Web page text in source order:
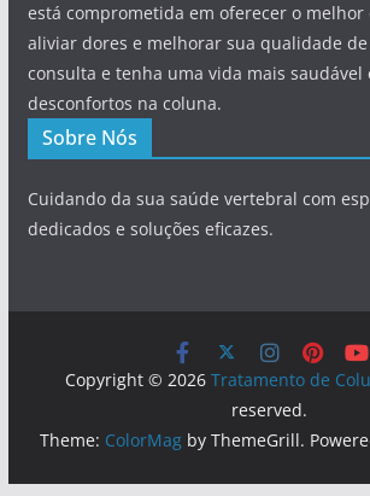
está comprometida em oferecer o melhor
aliviar dores e melhorar sua qualidade
consulta e tenha uma vida mais saudável
desconfortos na coluna.
Sobre Nós
Cuidando da sua saúde vertebral com
dedicados e soluções eficazes.
Copyright © 2026Tratamento de
reserved.
Theme: ColorMagby ThemeGrill.